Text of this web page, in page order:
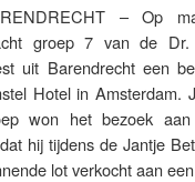
– Op
groep 7 van de Dr.
uit Barendrecht een
Hotel in Amsterdam.
won het bezoek
hij tijdens de Jantje
lot verkocht aan